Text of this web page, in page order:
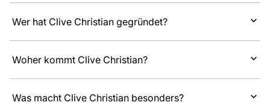
Wer hat Clive Christian gegründet?
Woher kommt Clive Christian?
Was macht Clive Christian besonders?